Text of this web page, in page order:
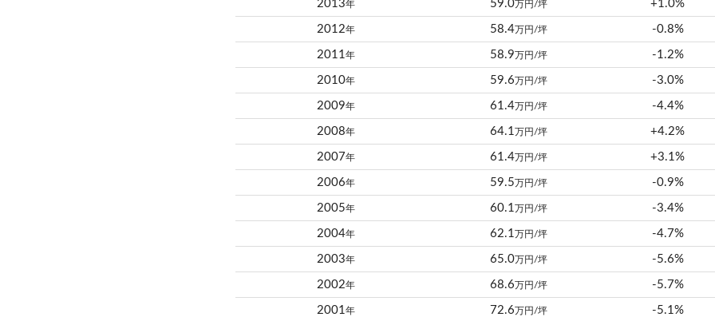
2013年 59.0万円/坪 +1.0%
2012年 58.4万円/坪 -0.8%
2011 年 58.9万円/坪 -1.2%
2010年 59.6万円/坪 -3.0%
2009年 61.4万円/坪 -4.4%
2008年 64.1万円/坪 +4.2%
2007年 61.4万円/坪 +3.1%
2006年 59.5万円/坪 -0.9%
2005年 60.1万円/坪 -3.4%
2004年 62.1万円/坪 -4.7%
2003年 65.0万円/坪 -5.6%
2002年 68.6万円/坪 -5.7%
2001 年 72.6万円/坪 -5.1%